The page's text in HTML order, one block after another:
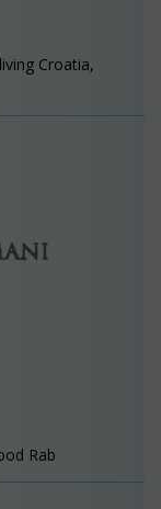
Croatia,
Rab